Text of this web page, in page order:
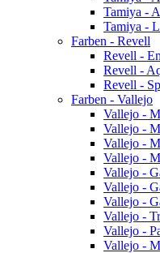
Tamiya -
Tamiya -
Farben - Revell
Revell -
Revell -
Revell -
Farben - Vallejo
Vallejo -
Vallejo -
Vallejo -
Vallejo -
Vallejo -
Vallejo -
Vallejo -
Vallejo -
Vallejo -
Vallejo -